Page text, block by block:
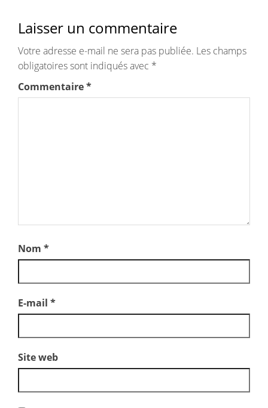
Laisser un commentaire
Votre adresse e-mail ne sera pas publiée. Les champs
obligatoires sont indiqués avec *
Commentaire*
Nom *
E-mail *
Site web